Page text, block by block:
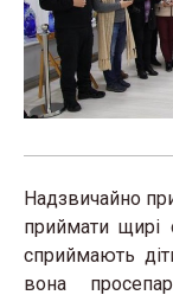
Надзвичайно
приймати
сприймають
вона